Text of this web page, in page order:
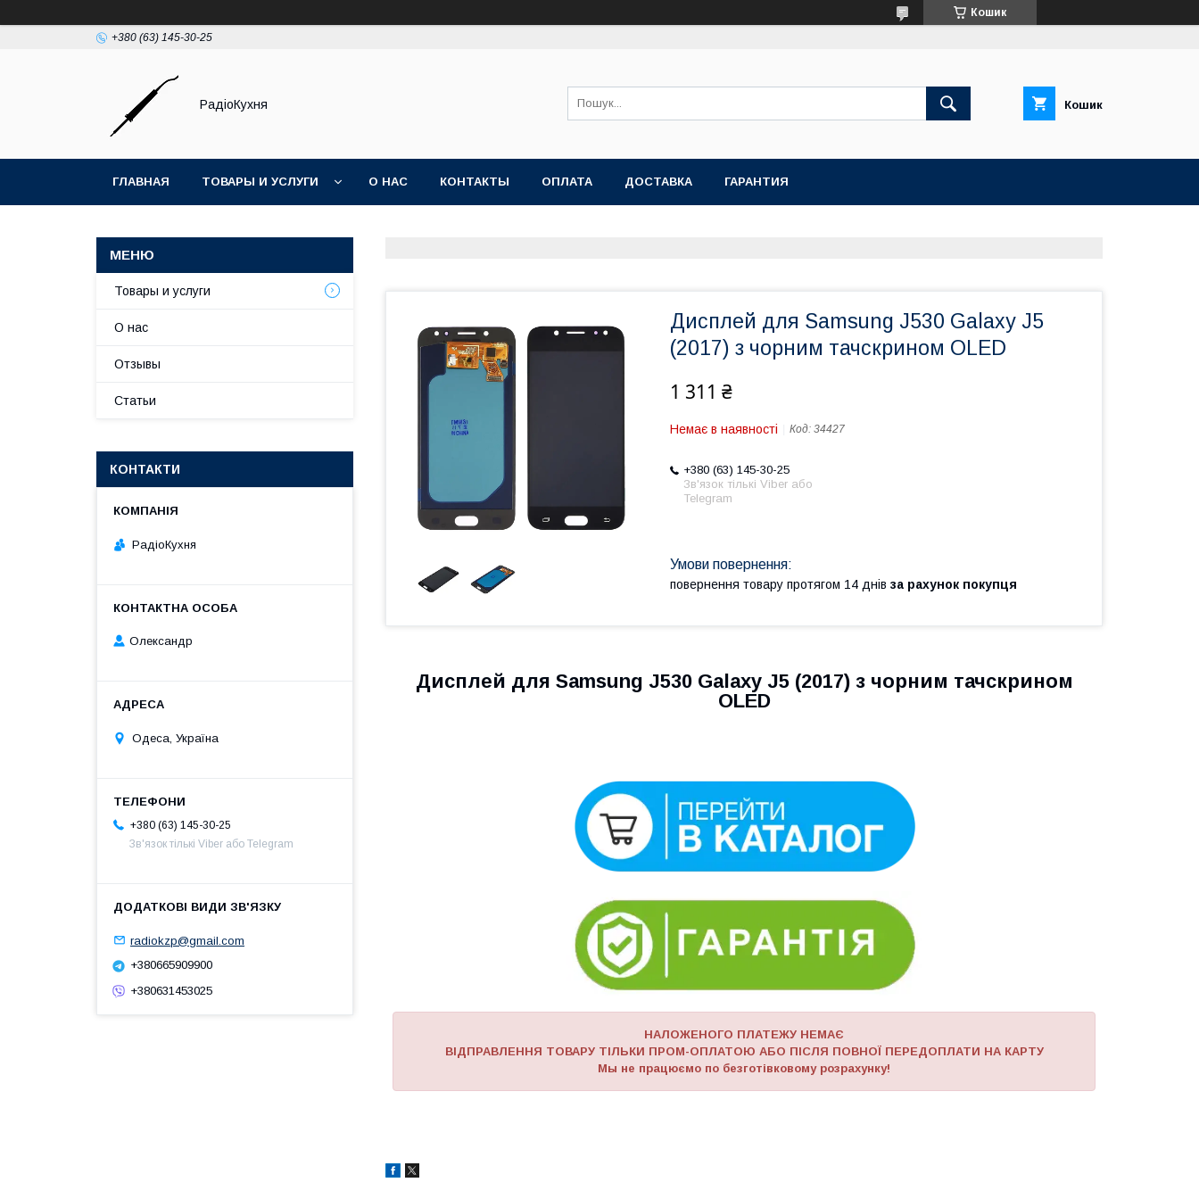
Кошик
+380 (63) 145-30-25
РадіоКухня Кошик
ГЛАВНАЯ ТОВАРЫ И УСЛУГИ О НАС КОНТАКТЫ ОПЛАТА ДОСТАВКА ГАРАНТИЯ
Дисплей для Samsung J530 Galaxy J5
(2017) з чорним тачскрином OLED
1 311 ₴
Немає в наявності Код: 34427
+380 (63) 145-30-25
Зв'язок тількі Viber або
Telegram
повернення товару протягом 14 днів за рахунок покупця
Дисплей для Samsung J530 Galaxy J5 (2017) з чорним тачскрином
OLED
НАЛОЖЕНОГО ПЛАТЕЖУ НЕМАЄ
ВІДПРАВЛЕННЯ ТОВАРУ ТІЛЬКИ ПРОМ-ОПЛАТОЮ АБО ПІСЛЯ ПОВНОЇ ПЕРЕДОПЛАТИ НА КАРТУ
Мы не працюємо по безготівковому розрахунку!
Товары и услуги
О нас
Отзывы
Статьи
КОНТАКТИ
РадіоКухня
Олександр
Одеса, Україна
+380 (63) 145-30-25
Зв'язок тількі Viber або Telegram
radiokzp@gmail.com
+380665909900
+380631453025